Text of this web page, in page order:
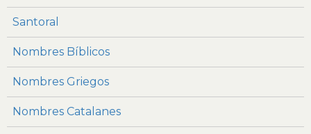
Santoral
Nombres Bíblicos
Nombres Griegos
Nombres Catalanes